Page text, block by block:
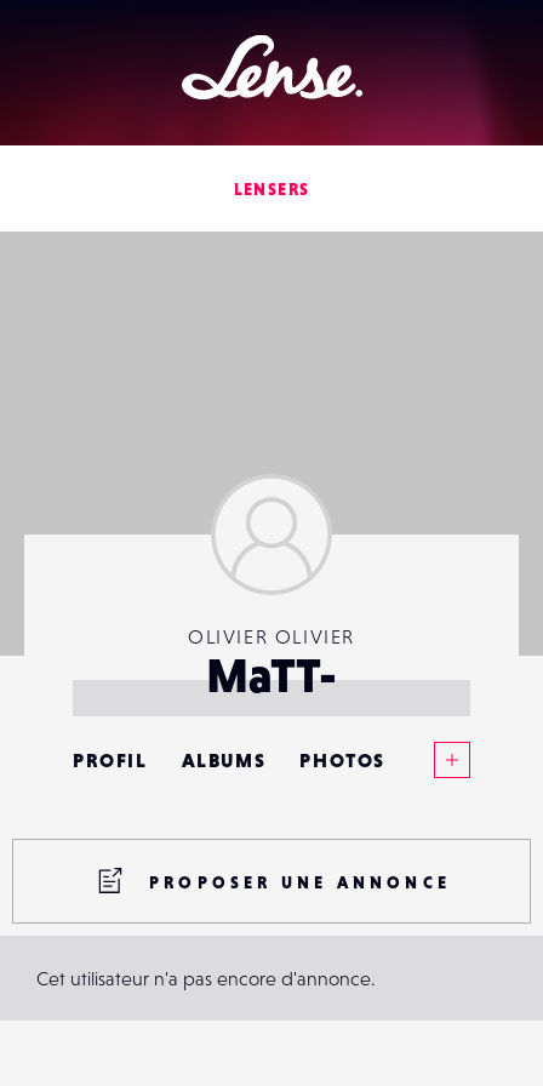
Lense
LENSERS
OLIVIER OLIVIER
MaTT-
PROFIL ALBUMS PHOTOS
CONTACTS
ÉVÉNEMENTS
PROPOSER UNE ANNONCE
Cet utilisateur n'a pas encore d'annonce.